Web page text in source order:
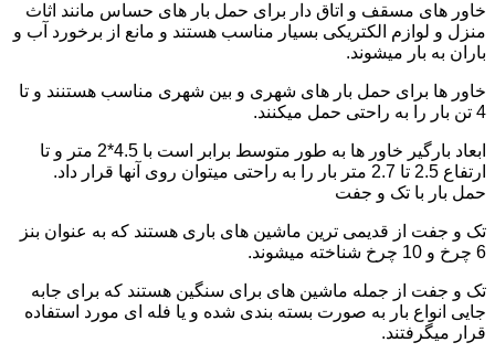
خاور های مسقف و اتاق دار برای حمل بار های حساس مانند اثاث
منزل و لوازم الکتریکی بسیار مناسب هستند و مانع از برخورد آب و
باران به بار میشوند.
خاور ها برای حمل بار های شهری و بین شهری مناسب هستنند و تا
4 تن بار را به راحتی حمل میکنند.
ابعاد بارگیر خاور ها به طور متوسط برابر است با 4.5*2 متر و تا
ارتفاع 2.5 تا 2.7 متر بار را به راحتی میتوان روی آنها قرار داد.
حمل بار با تک و جفت
تک و جفت از قدیمی ترین ماشین های باری هستند که به عنوان بنز
6 چرخ و 10 چرخ شناخته میشوند.
تک و جفت از جمله ماشین های برای سنگین هستند که برای جابه
جایی انواع بار به صورت بسته بندی شده و یا فله ای مورد استفاده
قرار میگرفتند.